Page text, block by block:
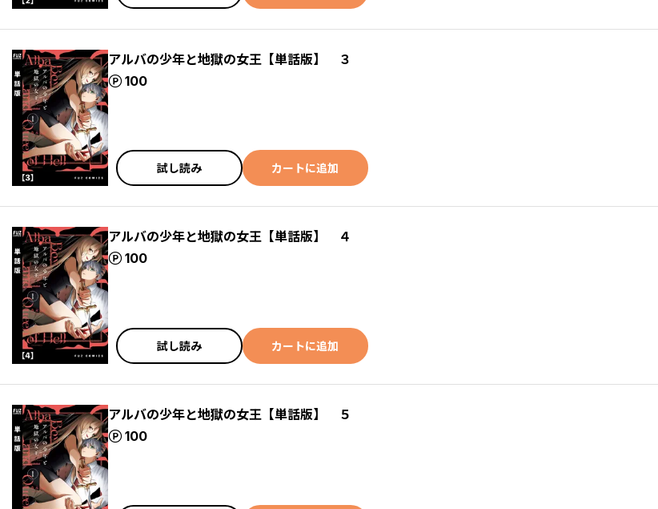
アルバの少年と地獄の女王【単話版】 ３
100
ポイント
試し読み カートに追加
アルバの少年と地獄の女王【単話版】 ４
100
ポイント
試し読み カートに追加
アルバの少年と地獄の女王【単話版】 ５
100
ポイント